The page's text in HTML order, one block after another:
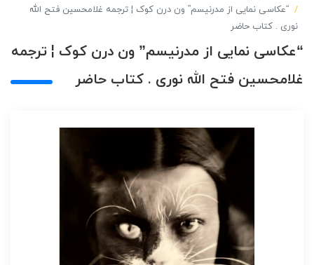
“عکاسی نمایی از مدرنیسم” ون درن کوک ¦ ترجمه غلامحسین فتح الله
نوری . کتاب حاضر
“عکاسی نمایی از مدرنیسم” ون درن کوک ¦ ترجمه
غلامحسین فتح الله نوری . کتاب حاضر